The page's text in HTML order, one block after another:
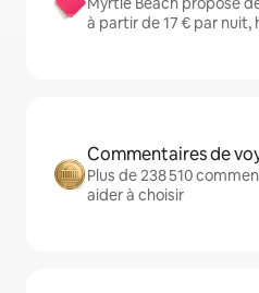
à partir de 17 € par nuit,
Commentaires de
Plus de 238 510
aider à choisir